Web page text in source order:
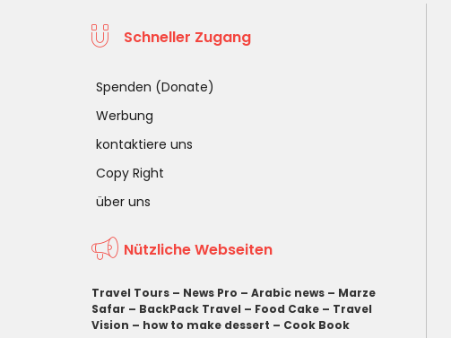
Schneller Zugang
Spenden (Donate)
Werbung
kontaktiere uns
Copy Right
über uns
Nützliche Webseiten
Travel Tours – News Pro – Arabic news – Marze
Safar – BackPack Travel – Food Cake – Travel
Vision – how to make dessert – Cook Book